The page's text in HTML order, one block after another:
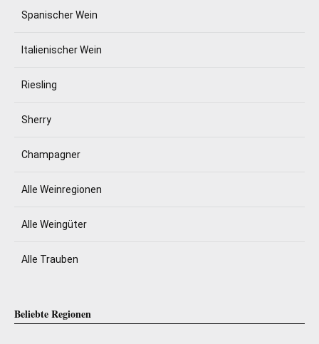
Spanischer Wein
Italienischer Wein
Riesling
Sherry
Champagner
Alle Weinregionen
Alle Weingüter
Alle Trauben
Beliebte Regionen